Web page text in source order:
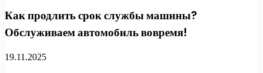
Как продлить срок службы машины?
Обслуживаем автомобиль вовремя!
19.11.2025